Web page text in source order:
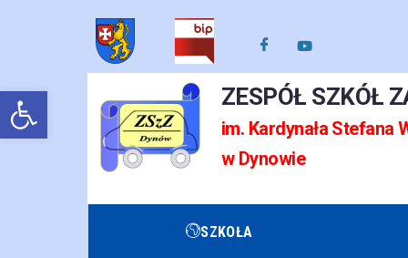
Otwórz pasek narzędzi ZESPÓŁ SZKÓŁ
im. Kardynała Stefana
w Dynowie
SZKOŁA